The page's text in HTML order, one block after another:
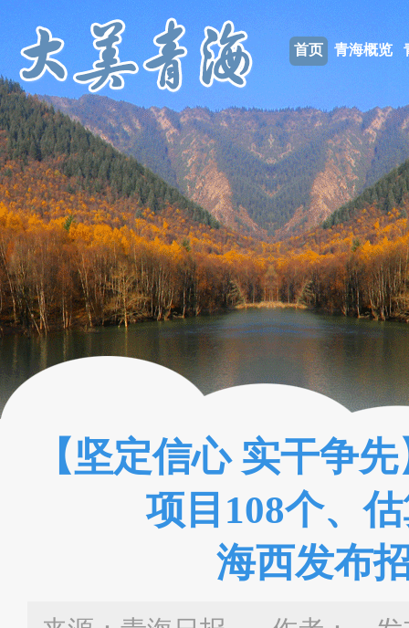
首页 青海概览
【坚定信心 实干争
项目108个、
海西发布